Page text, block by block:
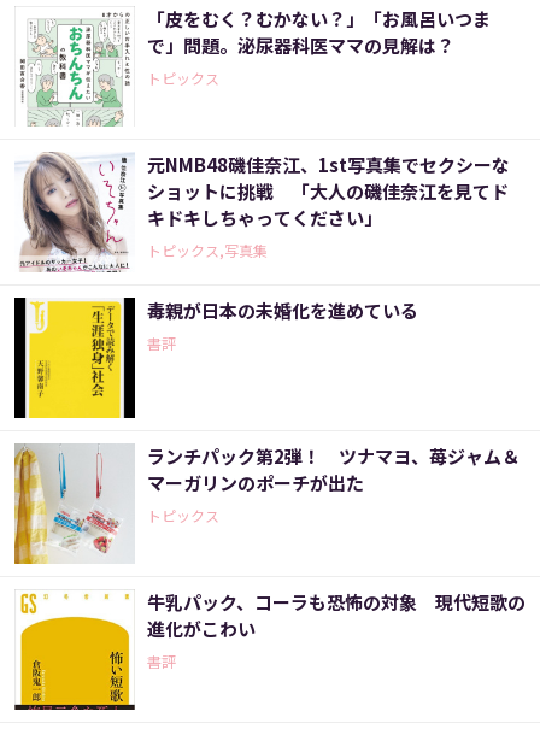
「皮をむく？むかない？」「お風呂いつま
で」問題。泌尿器科医ママの見解は？
トピックス
元NMB48磯佳奈江、1st写真集でセクシーな
ショットに挑戦 「大人の磯佳奈江を見てド
キドキしちゃってください」
トピックス,写真集
毒親が日本の未婚化を進めている
書評
ランチパック第2弾！ ツナマヨ、苺ジャム＆
マーガリンのポーチが出た
トピックス
牛乳パック、コーラも恐怖の対象 現代短歌の
進化がこわい
書評